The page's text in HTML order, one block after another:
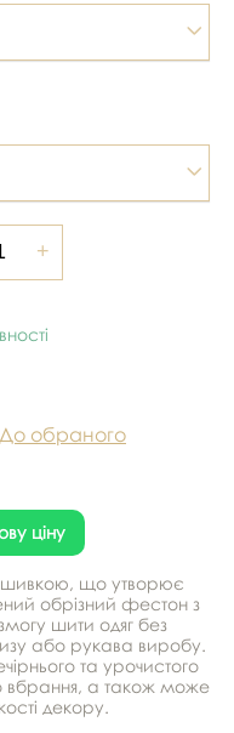
До обраного
ціну
що утворює
обрізний фестон з
шити одяг без
або рукава виробу.
та урочистого
вбрання, а також може
декору.